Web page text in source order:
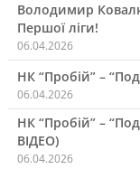
Володимир
Першої ліги!
06.04.2026
НК “Пробій” –
06.04.2026
НК “Пробій” –
ВІДЕО)
06.04.2026